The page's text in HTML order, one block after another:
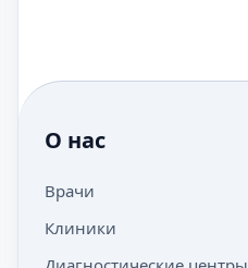
О нас
Врачи
Клиники